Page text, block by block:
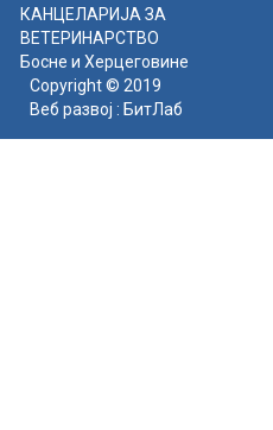
КАНЦЕЛАРИЈА ЗА
ВЕТЕРИНАРСТВО
Босне и Херцеговине
Copyright © 2019
Веб развој : БитЛаб